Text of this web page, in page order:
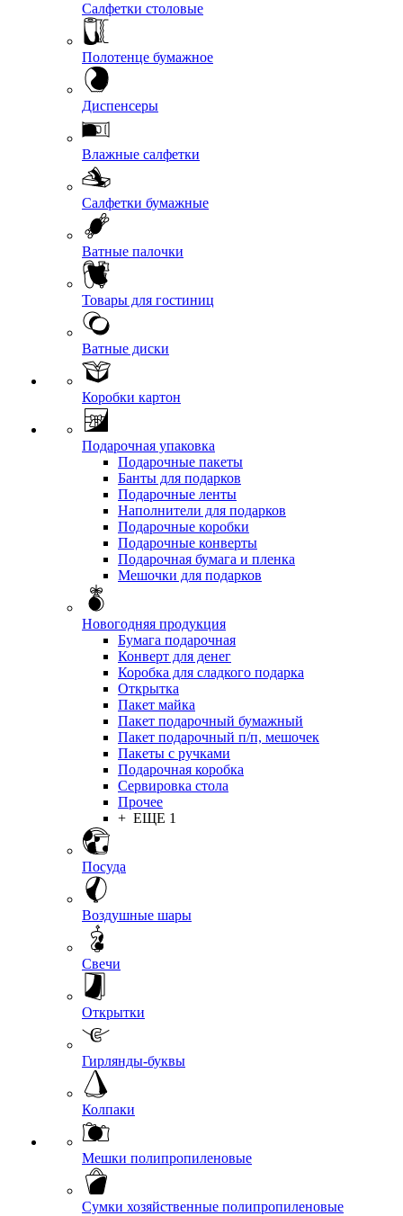
Салфетки столовые
Полотенце бумажное
Диспенсеры
Влажные салфетки
Салфетки бумажные
Ватные палочки
Товары для гостиниц
Ватные диски
Коробки картон
Подарочная упаковка
Подарочные пакеты
Банты для подарков
Подарочные ленты
Наполнители для подарков
Подарочные коробки
Подарочные конверты
Подарочная бумага и пленка
Мешочки для подарков
Новогодняя продукция
Бумага подарочная
Конверт для денег
Коробка для сладкого подарка
Открытка
Пакет майка
Пакет подарочный бумажный
Пакет подарочный п/п, мешочек
Пакеты с ручками
Подарочная коробка
Сервировка стола
Прочее
+ ЕЩЕ 1
Посуда
Воздушные шары
Свечи
Открытки
Гирлянды-буквы
Колпаки
Мешки полипропиленовые
Сумки хозяйственные полипропиленовые